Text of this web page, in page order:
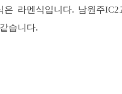
라멘식입니다. 남원주IC2
습니다.